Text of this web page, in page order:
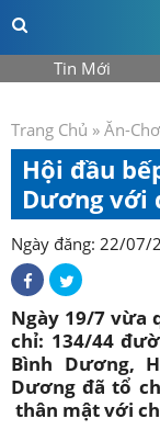
Tin Mới
Trang Chủ » Ăn-
Hội đầu
Dương với
Ngày đăng: 22/07/
Ngày 19/7 vừa
chỉ: 134/44
Bình Dương,
Dương đã tổ
thân mật với